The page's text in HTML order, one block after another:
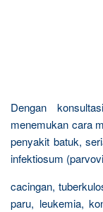
Dengan
menemukan cara
penyakit batuk,
infektiosum
cacingan,
paru, leukemia,